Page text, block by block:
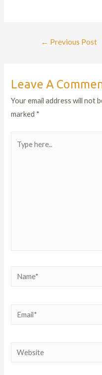
← Previous Post
Leave A
Your email address will not
marked *